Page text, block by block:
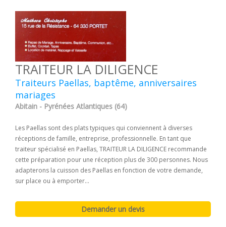
TRAITEUR LA DILIGENCE
Traiteurs Paellas, baptême, anniversaires
mariages
Abitain - Pyrénées Atlantiques (64)
Les Paellas sont des plats typiques qui conviennent à diverses
réceptions de famille, entreprise, professionnelle. En tant que
traiteur spécialisé en Paellas, TRAITEUR LA DILIGENCE recommande
cette préparation pour une réception plus de 300 personnes. Nous
adapterons la cuisson des Paellas en fonction de votre demande,
sur place ou à emporter...